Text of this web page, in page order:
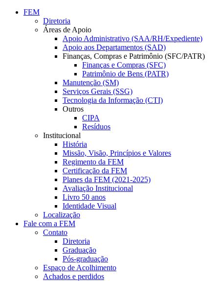
Conteúdo principal
FEM
Diretoria
Áreas de Apoio
Apoio Administrativo (SAA/RH/Expediente)
Apoio aos Departamentos (SAD)
Finanças, Compras e Patrimônio (SFC/PATR)
Finanças e Compras (SFC)
Patrimônio de Bens (PATR)
Manutenção (SM)
Serviços Gerais (SSG)
Tecnologia da Informação (CTI)
Outros
CIPA
Resíduos
Institucional
História
Missão, Visão, Princípios e Valores
Regimento da FEM
Certificação da FEM
Planes da FEM (2021-2025)
Avaliação Institucional
Livro 50 anos
Identidade Visual
Localização
Fale com a FEM
Contato
Diretoria
Graduação
Pós-graduação
Espaço de Acolhimento
Achados e perdidos